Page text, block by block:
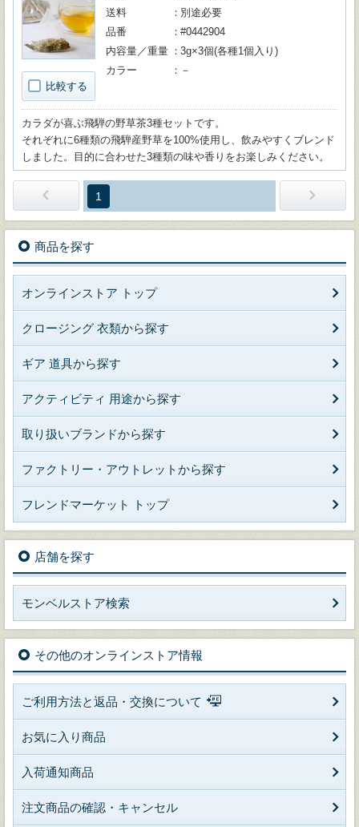
比較する
送料
別途必要
品番
#0442904
内容量／重量
3g×3個(各種1個入り)
カラー
－
カラダが喜ぶ飛騨の野草茶3種セットです。
それぞれに6種類の飛騨産野草を100%使用し、飲みやすくブレンド
しました。目的に合わせた3種類の味や香りをお楽しみください。
1
商品を探す
オンラインストア トップ
クロージング 衣類から探す
ギア 道具から探す
アクティビティ 用途から探す
取り扱いブランドから探す
ファクトリー・アウトレットから探す
フレンドマーケット トップ
店舗を探す
モンベルストア検索
その他のオンラインストア情報
ご利用方法と返品・交換について
お気に入り商品
入荷通知商品
注文商品の確認・キャンセル